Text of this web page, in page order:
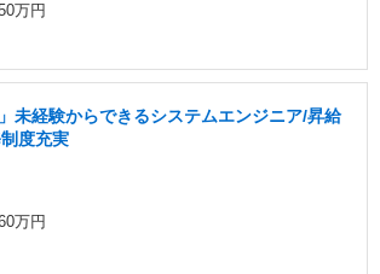
万円
未経験からできるシステムエンジニア/昇給
度充実
万円